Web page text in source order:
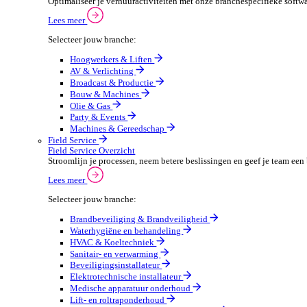
Automotive
Automotivebedrijven draaien op snelheid en
Lees meer
Selecteer jouw branche:
Automaterialen
Verhuur
Verhuur Overzicht
Optimaliseer je verhuuractiviteiten met onze
Lees meer
Selecteer jouw branche:
Hoogwerkers & Liften
AV & Verlichting
Broadcast & Productie
Bouw & Machines
Olie & Gas
Party & Events